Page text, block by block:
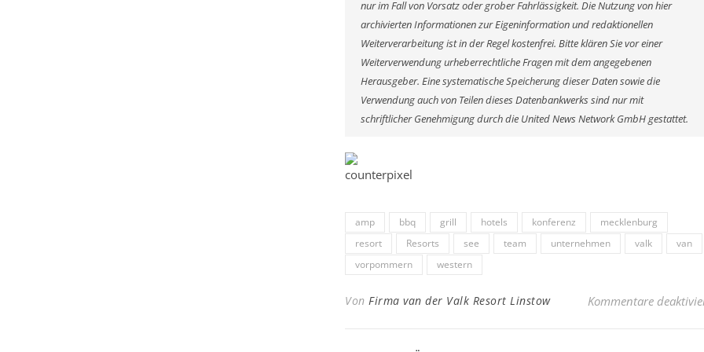
nur im Fall von Vorsatz oder grober Fahrlässigkeit. Die Nutzung von hier
archivierten Informationen zur Eigeninformation und redaktionellen
Weiterverarbeitung ist in der Regel kostenfrei. Bitte klären Sie vor einer
Weiterverwendung urheberrechtliche Fragen mit dem angegebenen
Herausgeber. Eine systematische Speicherung dieser Daten sowie die
Verwendung auch von Teilen dieses Datenbankwerks sind nur mit
schriftlicher Genehmigung durch die United News Network GmbH gestattet.
amp bbq grill hotels konferenz
mecklenburg
resort
Resorts see team unternehmen valk
van
vorpommern
western
Von Firma van der Valk Resort Linstow Kommentare